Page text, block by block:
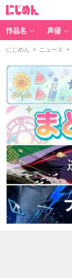
作品名 声優
にじめん > ニュース >